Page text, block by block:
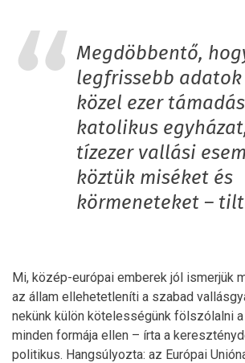
Megdöbbentő,
legfrissebb
közel ezer
katolikus
tízezer vallási
köztük miséket és
körmeneteket –
Mi, közép-európai emberek jól ismerjük
az állam ellehetetleníti a szabad
nekünk külön kötelességünk fölszólalni
minden formája ellen – írta a
politikus. Hangsúlyozta: az Európai